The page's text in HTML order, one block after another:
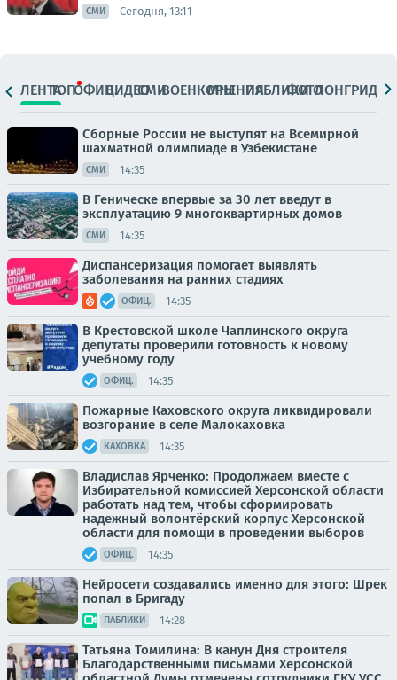
СМИ Сегодня, 13:11
ЛЕНТАТОПОФИЦ.ВИДЕОСМИВОЕНКОРЫМНЕНИЯПАБЛИКИ
ФОТОЛОНГРИДЫ
Сборные России не выступят на Всемирной
шахматной олимпиаде в Узбекистане
СМИ 14:35
В Геническе впервые за 30 лет введут в
эксплуатацию 9 многоквартирных домов
СМИ 14:35
Диспансеризация помогает выявлять
заболевания на ранних стадиях
ОФИЦ. 14:35
В Крестовской школе Чаплинского округа
депутаты проверили готовность к новому
учебному году
ОФИЦ. 14:35
Пожарные Каховского округа ликвидировали
возгорание в селе Малокаховка
КАХОВКА 14:35
Владислав Ярченко: Продолжаем вместе с
Избирательной комиссией Херсонской области
работать над тем, чтобы сформировать
надежный волонтёрский корпус Херсонской
области для помощи в проведении выборов
ОФИЦ. 14:35
Нейросети создавались именно для этого: Шрек
попал в Бригаду
ПАБЛИКИ 14:28
Татьяна Томилина: В канун Дня строителя
Благодарственными письмами Херсонской